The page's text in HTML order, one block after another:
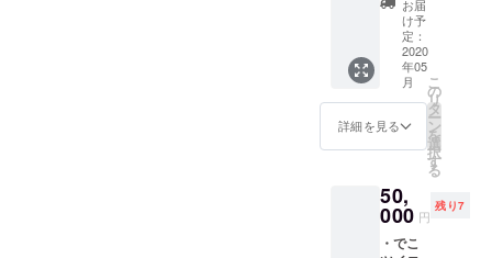
人サイ
ン(色紙)
・CF限
定キャ
ス配信
・あり
がとう
動
画.mp4
定待ち
受け画
像 ・缶
バッチ4
お届
け予
定：
2020
年05
月
詳細を見る
こ
の
リ
タ
ー
ン
を
選
択
す
る
50,
000 円
残り7
・でこ